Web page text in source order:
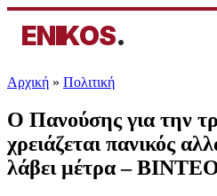
ENIKOS.
Αρχική » Πολιτική
Ο Πανούσης για την
χρειάζεται πανικός
λάβει μέτρα –